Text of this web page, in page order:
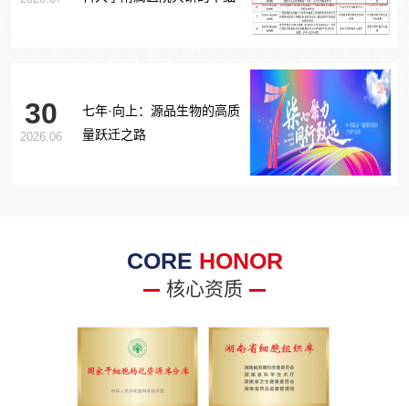
30
2026.06
七年·向上：源品生物的高质
量跃迁之路
CORE HONOR
核心资质